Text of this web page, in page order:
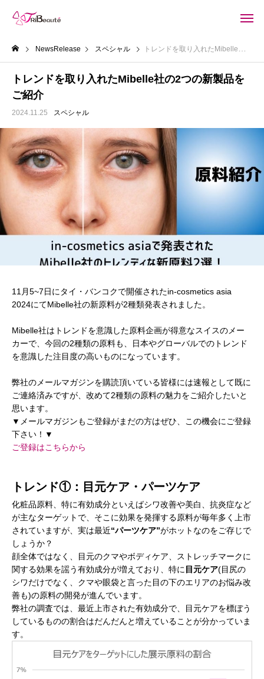
NewsRelease スペシャル トレンドを取り入れたMibelle社の2つの新製品をご紹介
トレンドを取り入れたMibelle社の2つの新製品を
ご紹介
2024.11.25 スペシャル
11月5~7日にタイ・バンコクで開催されたin-cosmetics asia
2024にてMibelle社の新原料が2種類発表されました。
Mibelle社はトレンドを意識した原料企画が得意なスイスのメー
カーで、今回の2種類の原料も、日本やグローバルでのトレンド
を意識した注目度の高いものになっています。
弊社のメールマガジンを購読頂いている皆様には速報として既に
ご連絡済みですが、改めて2種類の原料の魅力をご紹介したいと
思います。
▼メールマガジンもご登録がまだの方はぜひ、この機会にご登録
下さい！▼
ご登録はこちらから
トレンド①：目元ケア・パーツケア
化粧品原料、特に有効成分といえばシワ改善や美白、抗炎症など
が主なターゲットで、そこに効果を発揮する原料が毎年多く上市
されていますが、実は最近“パーツケア”がホットなのをご存じで
しょうか？
顔全体ではなく、目元のクマやボディケア、ストレッチマークに
関する効果を謡う有効成分が増えており、特に 目元ケア(目尻の
シワだけでなく、クマや眼袋と言った目の下のエリアのお悩み改
善も)の原料の開発が進んでいます。
弊社の調査では、最近上市された有効成分で、目元ケアを標ぼう
しているものの割合はだんだんと増えていることが分かっていま
す。